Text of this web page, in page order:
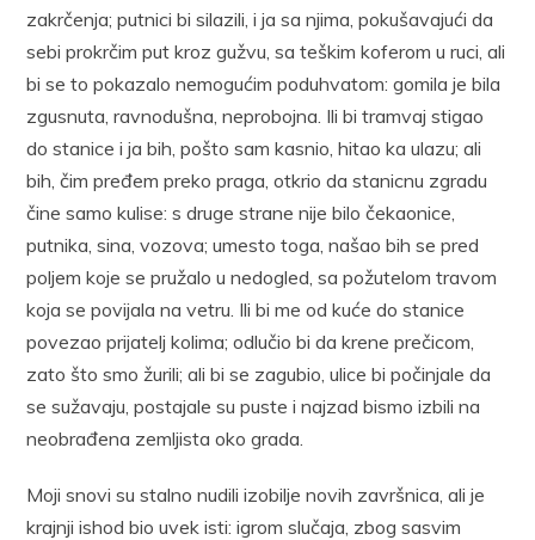
zakrčenja; putnici bi silazili, i ja sa njima, pokušavajući da
sebi prokrčim put kroz gužvu, sa teškim koferom u ruci, ali
bi se to pokazalo nemogućim poduhvatom: gomila je bila
zgusnuta, ravnodušna, neprobojna. Ili bi tramvaj stigao
do stanice i ja bih, pošto sam kasnio, hitao ka ulazu; ali
bih, čim pređem preko praga, otkrio da stanicnu zgradu
čine samo kulise: s druge strane nije bilo čekaonice,
putnika, sina, vozova; umesto toga, našao bih se pred
poljem koje se pružalo u nedogled, sa požutelom travom
koja se povijala na vetru. Ili bi me od kuće do stanice
povezao prijatelj kolima; odlučio bi da krene prečicom,
zato što smo žurili; ali bi se zagubio, ulice bi počinjale da
se sužavaju, postajale su puste i najzad bismo izbili na
neobrađena zemljista oko grada.
Moji snovi su stalno nudili izobilje novih završnica, ali je
krajnji ishod bio uvek isti: igrom slučaja, zbog sasvim